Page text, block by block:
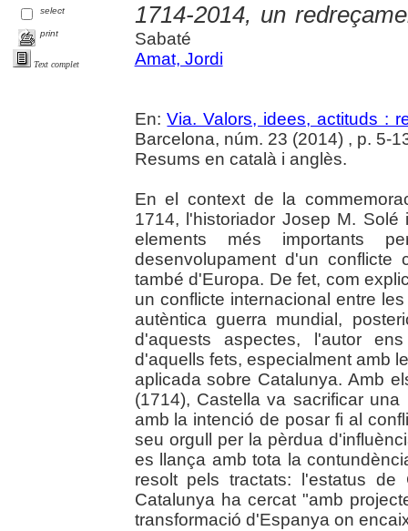
select
print
Text complet
1714-2014, un
Sabaté
Amat, Jordi
En:Via. Valors, idees, actituds :
Barcelona, núm. 23 (2014) , p. 5-
Resums en català i anglès.
En el context de la
1714, l'historiador Josep M.
elements més importants
desenvolupament d'un
també d'Europa. De fet, com
un conflicte internacional entre
autèntica guerra mundial,
d'aquests aspectes, l'autor
d'aquells fets, especialment amb
aplicada sobre Catalunya. Amb
(1714), Castella va sacrificar
amb la intenció de posar fi al
seu orgull per la pèrdua
es llança amb tota la
resolt pels tractats: l'estatus de
Catalunya ha cercat "amb
transformació d'Espanya on